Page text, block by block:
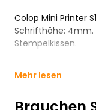
Colop Mini Printer
Schrifthöhe:
Stempelkissen.
Mehr lesen